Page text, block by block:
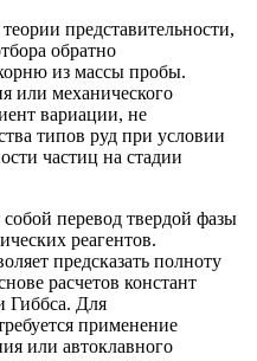
представительности,
обратно
из массы пробы.
или механического
вариации, не
типов руд при условии
частиц на стадии
перевод твердой фазы
реагентов.
предсказать полноту
расчетов констант
Гиббса. Для
применение
или автоклавного